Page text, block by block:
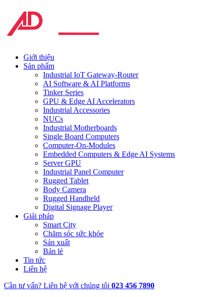
Giới thiệu
Sản phẩm
Industrial IoT Gateway-Router
AI Software & AI Platforms
Tinker Series
GPU & Edge AI Accelerators
Industrial Accessories
NUCs
Industrial Motherboards
Single Board Computers
Computer-On-Modules
Embedded Computers & Edge AI Systems
Server GPU
Industrial Panel Computer
Rugged Tablet
Body Camera
Rugged Handheld
Digital Signage Player
Giải pháp
Smart City
Chăm sóc sức khỏe
Sản xuất
Bán lẻ
Tin tức
Liên hệ
Cần tư vấn? Liên hệ với chúng tôi 023 456 7890